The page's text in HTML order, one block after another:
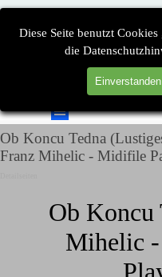
Diese Seite benutzt Cookies
die
Einverstanden
Direkt zum Seiteninhalt
Ob Koncu Tedna
Franz Mihelic - Midifile
Ob Koncu
Mihelic